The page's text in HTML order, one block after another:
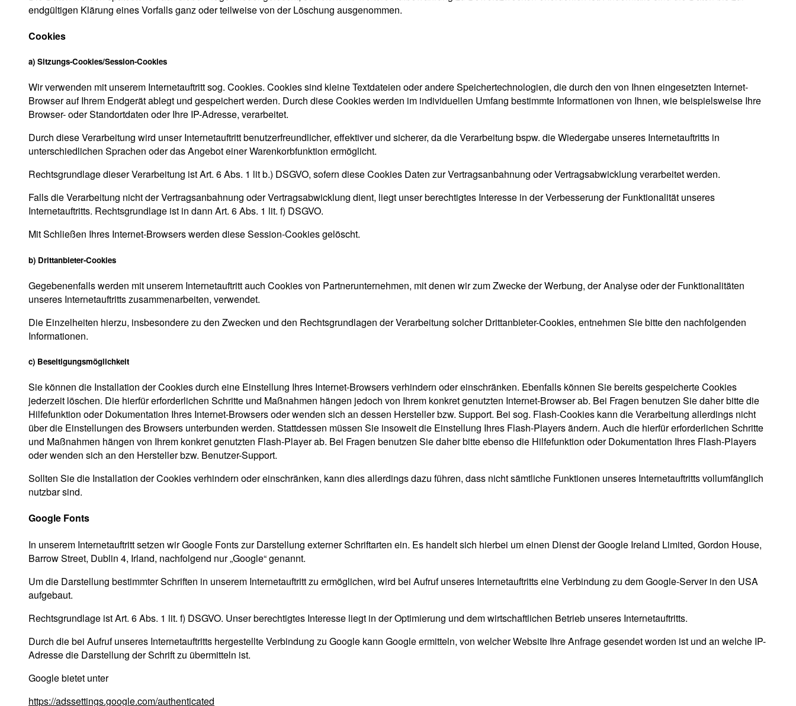
endgültigen Klärung eines Vorfalls ganz oder teilweise von der Löschung ausgenommen.
Cookies
a) Sitzungs-Cookies/Session-Cookies
Wir verwenden mit unserem Internetauftritt sog. Cookies. Cookies sind kleine Textdateien oder andere Speichertechnologien, die durch den von Ihnen eingesetzten Internet-
Browser auf Ihrem Endgerät ablegt und gespeichert werden. Durch diese Cookies werden im individuellen Umfang bestimmte Informationen von Ihnen, wie beispielsweise Ihre
Browser- oder Standortdaten oder Ihre IP-Adresse, verarbeitet.
Durch diese Verarbeitung wird unser Internetauftritt benutzerfreundlicher, effektiver und sicherer, da die Verarbeitung bspw. die Wiedergabe unseres Internetauftritts in
unterschiedlichen Sprachen oder das Angebot einer Warenkorbfunktion ermöglicht.
Rechtsgrundlage dieser Verarbeitung ist Art. 6 Abs. 1 lit b.) DSGVO, sofern diese Cookies Daten zur Vertragsanbahnung oder Vertragsabwicklung verarbeitet werden.
Falls die Verarbeitung nicht der Vertragsanbahnung oder Vertragsabwicklung dient, liegt unser berechtigtes Interesse in der Verbesserung der Funktionalität unseres
Internetauftritts. Rechtsgrundlage ist in dann Art. 6 Abs. 1 lit. f) DSGVO.
Mit Schließen Ihres Internet-Browsers werden diese Session-Cookies gelöscht.
b) Drittanbieter-Cookies
Gegebenenfalls werden mit unserem Internetauftritt auch Cookies von Partnerunternehmen, mit denen wir zum Zwecke der Werbung, der Analyse oder der Funktionalitäten
unseres Internetauftritts zusammenarbeiten, verwendet.
Die Einzelheiten hierzu, insbesondere zu den Zwecken und den Rechtsgrundlagen der Verarbeitung solcher Drittanbieter-Cookies, entnehmen Sie bitte den nachfolgenden
Informationen.
c) Beseitigungsmöglichkeit
Sie können die Installation der Cookies durch eine Einstellung Ihres Internet-Browsers verhindern oder einschränken. Ebenfalls können Sie bereits gespeicherte Cookies
jederzeit löschen. Die hierfür erforderlichen Schritte und Maßnahmen hängen jedoch von Ihrem konkret genutzten Internet-Browser ab. Bei Fragen benutzen Sie daher bitte die
Hilfefunktion oder Dokumentation Ihres Internet-Browsers oder wenden sich an dessen Hersteller bzw. Support. Bei sog. Flash-Cookies kann die Verarbeitung allerdings nicht
über die Einstellungen des Browsers unterbunden werden. Stattdessen müssen Sie insoweit die Einstellung Ihres Flash-Players ändern. Auch die hierfür erforderlichen Schritte
und Maßnahmen hängen von Ihrem konkret genutzten Flash-Player ab. Bei Fragen benutzen Sie daher bitte ebenso die Hilfefunktion oder Dokumentation Ihres Flash-Players
oder wenden sich an den Hersteller bzw. Benutzer-Support.
Sollten Sie die Installation der Cookies verhindern oder einschränken, kann dies allerdings dazu führen, dass nicht sämtliche Funktionen unseres Internetauftritts vollumfänglich
nutzbar sind.
Google Fonts
In unserem Internetauftritt setzen wir Google Fonts zur Darstellung externer Schriftarten ein. Es handelt sich hierbei um einen Dienst der Google Ireland Limited, Gordon House,
Barrow Street, Dublin 4, Irland, nachfolgend nur „Google“ genannt.
Um die Darstellung bestimmter Schriften in unserem Internetauftritt zu ermöglichen, wird bei Aufruf unseres Internetauftritts eine Verbindung zu dem Google-Server in den USA
aufgebaut.
Rechtsgrundlage ist Art. 6 Abs. 1 lit. f) DSGVO. Unser berechtigtes Interesse liegt in der Optimierung und dem wirtschaftlichen Betrieb unseres Internetauftritts.
Durch die bei Aufruf unseres Internetauftritts hergestellte Verbindung zu Google kann Google ermitteln, von welcher Website Ihre Anfrage gesendet worden ist und an welche IP-
Adresse die Darstellung der Schrift zu übermitteln ist.
Google bietet unter
https://adssettings.google.com/authenticated